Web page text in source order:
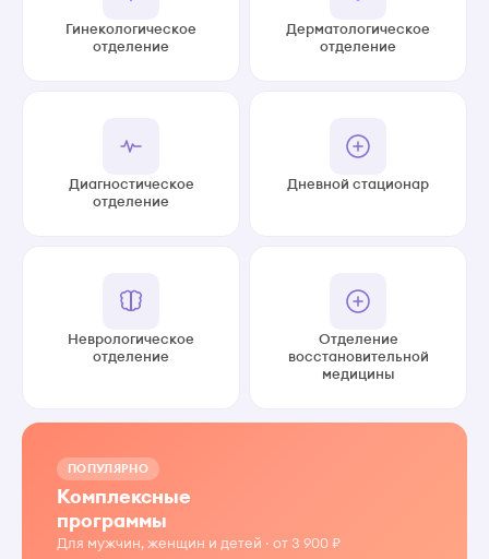
Гинекологическое
отделение
Дерматологическое
отделение
Диагностическое
отделение
Дневной стационар
Неврологическое
отделение
Отделение
восстановительной
медицины
ПОПУЛЯРНО
Комплексные
программы
Для мужчин, женщин и детей · от 3 900 ₽